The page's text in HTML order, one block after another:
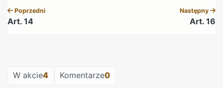
Poprzedni
Art. 14
Następny
Art. 16
W akcie4 Komentarze0